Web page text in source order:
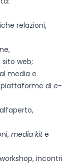
relazioni,
web;
media e
piattaforme di e-
media kite
incontri